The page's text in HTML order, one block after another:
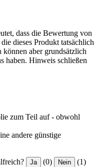
dass die Bewertung von
dieses Produkt tatsächlich
können aber grundsätzlich
haben. Hinweis schließen
zum Teil auf - obwohl
andere günstige
Ja (0) Nein (1)